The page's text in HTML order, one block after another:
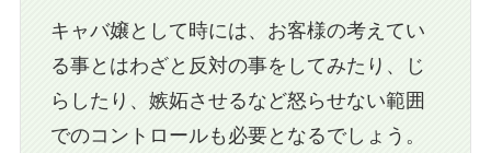
キャバ嬢として時には、お客様の考えてい
る事とはわざと反対の事をしてみたり、じ
らしたり、嫉妬させるなど怒らせない範囲
でのコントロールも必要となるでしょう。